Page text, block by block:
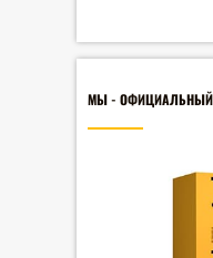
МЫ - ОФИЦИАЛЬНЫЙ